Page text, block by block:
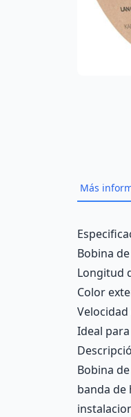
Más
Bobina
Longitud
Color
Ideal
Bobina
banda de